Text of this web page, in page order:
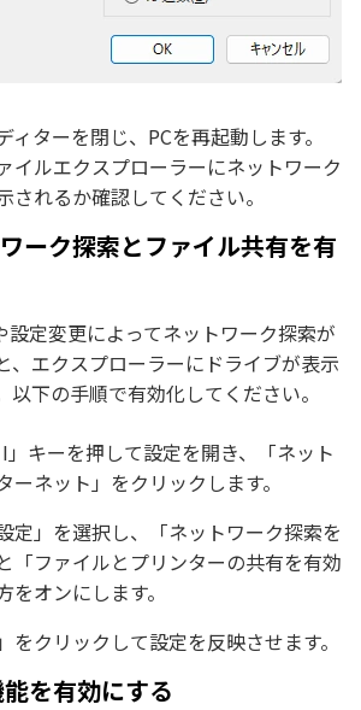
ィターを閉じ、PCを再起動します。
イルエクスプローラーにネットワーク
されるか確認してください。
ーク探索とファイル共有を有
定変更によってネットワーク探索が
、エクスプローラーにドライブが表示
以下の手順で有効化してください。
I」キーを押して設定を開き、「ネット
ーネット」をクリックします。
定」を選択し、「ネットワーク探索を
「ファイルとプリンターの共有を有効
をオンにします。
をクリックして設定を反映させます。
を有効にする